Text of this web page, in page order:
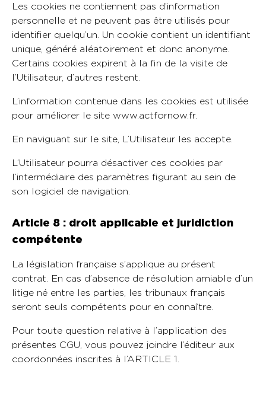
Les cookies ne contiennent pas d’information
personnelle et ne peuvent pas être utilisés pour
identifier quelqu’un. Un cookie contient un identifiant
unique, généré aléatoirement et donc anonyme.
Certains cookies expirent à la fin de la visite de
l’Utilisateur, d’autres restent.
L’information contenue dans les cookies est utilisée
pour améliorer le site www.actfornow.fr.
En naviguant sur le site, L’Utilisateur les accepte.
L’Utilisateur pourra désactiver ces cookies par
l’intermédiaire des paramètres figurant au sein de
son logiciel de navigation.
Article 8 : droit applicable et juridiction
compétente
La législation française s’applique au présent
contrat. En cas d’absence de résolution amiable d’un
litige né entre les parties, les tribunaux français
seront seuls compétents pour en connaître.
Pour toute question relative à l’application des
présentes CGU, vous pouvez joindre l’éditeur aux
coordonnées inscrites à l’ARTICLE 1.